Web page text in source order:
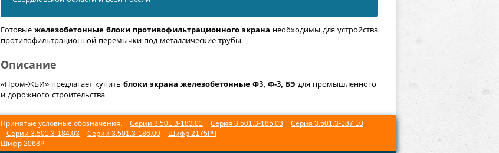
Готовые железобетонные блоки противофильтрационного экрана необходимы для устройства
противофильтрационной перемычки под металлические трубы.
Описание
«Пром-ЖБИ» предлагает купить блоки экрана железобетонные Ф3, Ф-3, БЭ для промышленного
и дорожного строительства.
Принятые условные обозначения: Серии 3.501.3-183.01 Серия 3.501.3-185.03
Серия 3.501.3-187.10
Серии 3.501.3-184.03
Серии 3.501.3-186.09
Шифр 2175РЧ
Шифр 2068Р